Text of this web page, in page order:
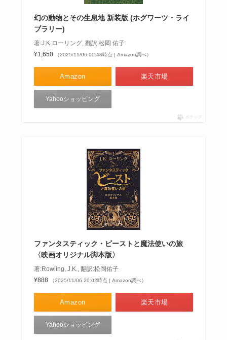
幻の動物とその生息地 新装版 (ホグワーツ・ライ
ブラリー)
著:J.K.ローリング, 翻訳:松岡 佑子
¥1,650
（2025/11/06 00:48時点 | Amazon調べ）
Amazon 楽天市場
Yahooショッピング
ポチップ
ファンタスティック・ビーストと魔法使いの旅
〈映画オリジナル脚本版〉
著:Rowling, J.K., 翻訳:松岡佑子
¥888
（2025/11/06 20:02時点 | Amazon調べ）
Amazon 楽天市場
Yahooショッピング